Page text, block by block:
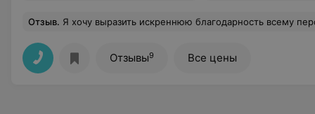
Отзыв. Я хочу выразить искреннюю благодарность всему персоналу гинекологического отделения УЗ "Брестская городская больница №1" за высокий профессионализм, чуткость и внимательное отношение. Огромное спасибо моему лечащему врачу — Анатолию Михайловичу за проведённую операцию, за внимательность и профессионализм, а также старшей медицинской сестре Валентине Владимировне за внимательность, доброту и отзывчивость. Весь коллектив отделения работает слаженно, как единый механизм. Спасибо всему коллективу
Отзывы9 Все цены